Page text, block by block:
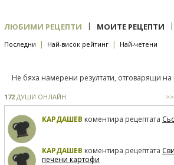
ЛЮБИМИ РЕЦЕПТИ | МОИТЕ РЕЦЕПТИ |
Последни | Най-висок рейтинг | Най-четени
Не бяха намерени резултати, отговарящи
172 ДУШИ ОНЛАЙН
КАРДАШЕВ коментира рецептата
КАРДАШЕВ коментира рецептата
печени картофи